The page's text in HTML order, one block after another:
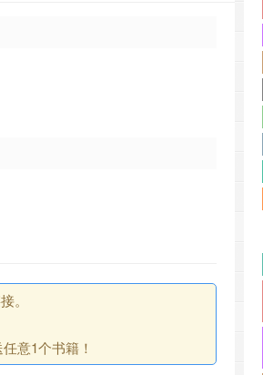
。
意1个书籍！